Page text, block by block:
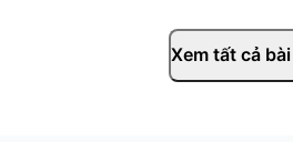
Xem tất cả